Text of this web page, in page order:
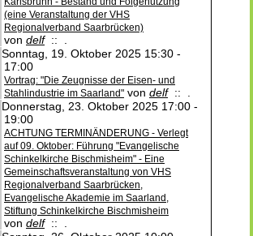
(eine Veranstaltung der VHS
Regionalverband Saarbrücken)
von delf:: .
Sonntag, 19. Oktober 2025 15:30 -
17:00
Vortrag: "Die Zeugnisse der Eisen- und
Stahlindustrie im Saarland" von delf:: .
Donnerstag, 23. Oktober 2025 17:00 -
19:00
ACHTUNG TERMINÄNDERUNG - Verlegt
auf 09. Oktober: Führung "Evangelische
Schinkelkirche Bischmisheim" - Eine
Gemeinschaftsveranstaltung von VHS
Regionalverband Saarbrücken,
Evangelische Akademie im Saarland,
Stiftung Schinkelkirche Bischmisheim
von delf:: .